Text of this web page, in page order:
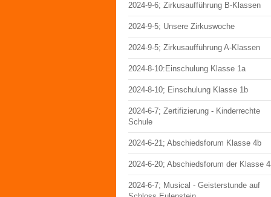
2024-9-6; Zirkusaufführung B-Klassen
2024-9-5; Unsere Zirkuswoche
2024-9-5; Zirkusaufführung A-Klassen
2024-8-10:Einschulung Klasse 1a
2024-8-10; Einschulung Klasse 1b
2024-6-7; Zertifizierung - Kinderrechte
Schule
2024-6-21; Abschiedsforum Klasse 4b
2024-6-20; Abschiedsforum der Klasse
2024-6-7; Musical - Geisterstunde auf